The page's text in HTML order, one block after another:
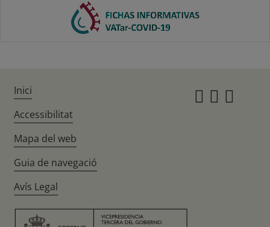
Inici
Accessibilitat
Mapa del web
Guia de navegació
Avís Legal